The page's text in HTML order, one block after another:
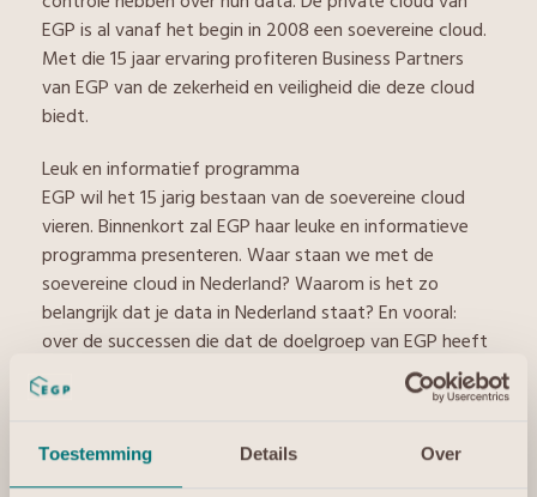
Toestemming Details Over
EGP is al vanaf het begin in 2008 een soevereine cloud.
Met die 15 jaar ervaring profiteren Business Partners
van EGP van de zekerheid en veiligheid die deze cloud
biedt.
Leuk en informatief programma
EGP wil het 15 jarig bestaan van de soevereine cloud
vieren. Binnenkort zal EGP haar leuke en informatieve
programma presenteren. Waar staan we met de
soevereine cloud in Nederland? Waarom is het zo
belangrijk dat je data in Nederland staat? En vooral:
over de successen die dat de doelgroep van EGP heeft
opgeleverd. Binnenkort volgt meer nieuws hierover.
“Dat wij een vooruitziende blik hadden, blijkt ook uit
GAIA-X. Bij dit project waarbij een EU data-